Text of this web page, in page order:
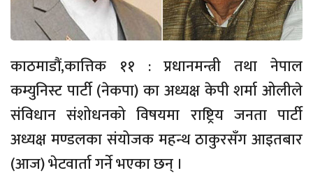
काठमाडौं,कात्तिक ११ : प्रधानमन्त्री तथा नेपाल
कम्युनिस्ट पार्टी (नेकपा) का अध्यक्ष केपी शर्मा ओलीले
संविधान संशोधनको विषयमा राष्ट्रिय जनता पार्टी
अध्यक्ष मण्डलका संयोजक महन्थ ठाकुरसँग आइतबार
(आज) भेटवार्ता गर्ने भएका छन् ।